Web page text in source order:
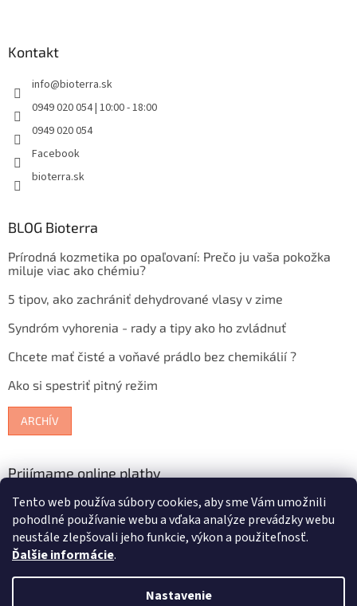
Tento web používa súbory cookies, aby sme Vám umožnili
pohodlné používanie webu a vďaka analýze prevádzky webu
neustále zlepšovali jeho funkcie, výkon a použiteľnosť.
Ďalšie informácie.
Nastavenie
Kontakt
info@bioterra.sk
0949 020 054 | 10:00 - 18:00
0949 020 054
Facebook
bioterra.sk
BLOG Bioterra
Prírodná kozmetika po opaľovaní: Prečo ju vaša pokožka
miluje viac ako chémiu?
5 tipov, ako zachrániť dehydrované vlasy v zime
Syndróm vyhorenia - rady a tipy ako ho zvládnuť
Chcete mať čisté a voňavé prádlo bez chemikálií ?
Ako si spestriť pitný režim
ARCHÍV
Prijímame online platby